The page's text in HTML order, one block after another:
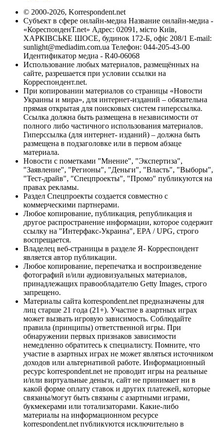
© 2000-2026, Korrespondent.net
Субъект в сфере онлайн-медиа Название онлайн-медиа -
«КореспонденТ.net» Адрес: 02091, місто Київ,
ХАРКІВСЬКЕ ШОСЕ, будинок 172-Б, офіс 208/1 E-mail:
sunlight@mediadim.com.ua Телефон: 044-205-43-00
Идентификатор медиа - R40-06068
Использование любых материалов, размещённых на
сайте, разрешается при условии ссылки на
Корреспондент.net.
При копировании материалов со страницы «Новости
Украины и мира», для интернет-изданий – обязательна
прямая открытая для поисковых систем гиперссылка.
Ссылка должна быть размещена в независимости от
полного либо частичного использования материалов.
Гиперссылка (для интернет- изданий) – должна быть
размещена в подзаголовке или в первом абзаце
материала.
Новости с пометками "Мнение", "Экспертиза",
"Заявление", "Регионы", "Деньги", "Власть", "Выборы",
"Тест-драйв", "Спецпроекты", "Промо" публикуются на
правах рекламы.
Раздел Спецпроекты создается совместно с
коммерческими партнерами.
Любое копирование, публикация, републикация и
другое распространение информации, которое содержит
ссылку на "Интерфакс-Украина", EPA / UPG, строго
воспрещается.
Владелец веб-страницы в разделе Я- Корреспондент
является автор публикации.
Любое копирование, перепечатка и воспроизведение
фотографий и/или аудиовизуальных материалов,
принадлежащих правообладателю Getty Images, строго
запрещено.
Материалы сайта korrespondent.net предназначены для
лиц старше 21 года (21+). Участие в азартных играх
может вызвать игровую зависимость. Соблюдайте
правила (принципы) ответственной игры. При
обнаружении первых признаков зависимости
немедленно обратитесь к специалисту. Помните, что
участие в азартных играх не может являться источником
доходов или альтернативой работе. Информационный
ресурс korrespondent.net не проводит игры на реальные
и/или виртуальные деньги, сайт не принимает ни в
какой форме оплату ставок и других платежей, которые
связаны/могут быть связаны с азартными играми,
букмекерами или тотализаторами. Какие-либо
материалы на информационном ресурсе
korrespondent.net публикуются исключительно в